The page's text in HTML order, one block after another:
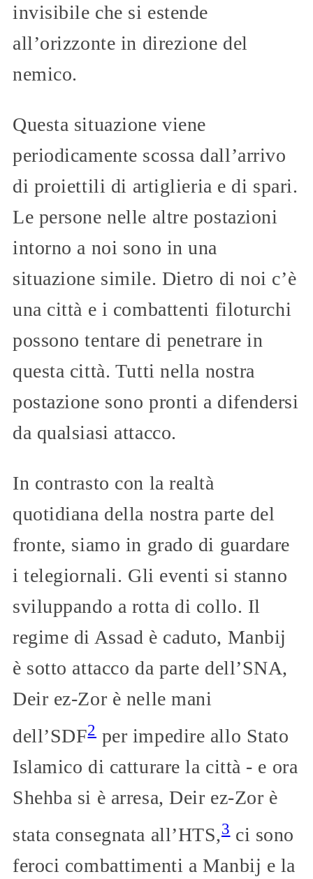
invisibile che si estende
all’orizzonte in direzione del
nemico.
Questa situazione viene
periodicamente scossa dall’arrivo
di proiettili di artiglieria e di spari.
Le persone nelle altre postazioni
intorno a noi sono in una
situazione simile. Dietro di noi c’è
una città e i combattenti filoturchi
possono tentare di penetrare in
questa città. Tutti nella nostra
postazione sono pronti a difendersi
da qualsiasi attacco.
In contrasto con la realtà
quotidiana della nostra parte del
fronte, siamo in grado di guardare
i telegiornali. Gli eventi si stanno
sviluppando a rotta di collo. Il
regime di Assad è caduto, Manbij
è sotto attacco da parte dell’SNA,
Deir ez-Zor è nelle mani
dell’SDF2 per impedire allo Stato
Islamico di catturare la città - e ora
Shehba si è arresa, Deir ez-Zor è
stata consegnata all’HTS,3ci sono
feroci combattimenti a Manbij e la